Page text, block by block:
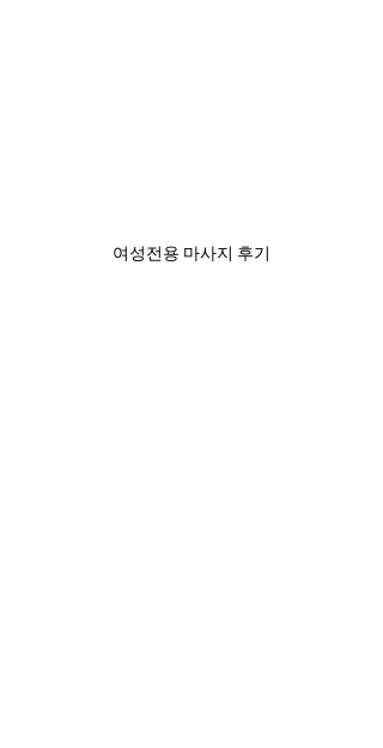
여성전용 마사지 후기